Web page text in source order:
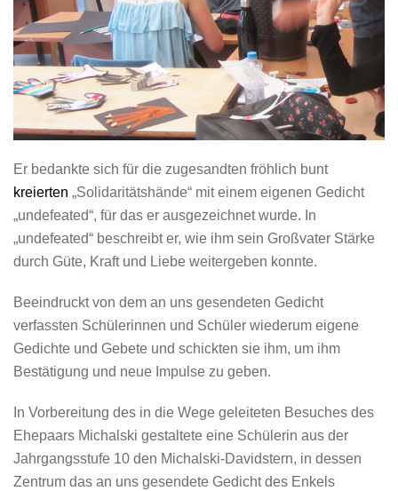
Er bedankte sich für die zugesandten fröhlich bunt
kreierten „Solidaritätshände“ mit einem eigenen Gedicht
„undefeated“, für das er ausgezeichnet wurde. In
„undefeated“ beschreibt er, wie ihm sein Großvater Stärke
durch Güte, Kraft und Liebe weitergeben konnte.
Beeindruckt von dem an uns gesendeten Gedicht
verfassten Schülerinnen und Schüler wiederum eigene
Gedichte und Gebete und schickten sie ihm, um ihm
Bestätigung und neue Impulse zu geben.
In Vorbereitung des in die Wege geleiteten Besuches des
Ehepaars Michalski gestaltete eine Schülerin aus der
Jahrgangsstufe 10 den Michalski-Davidstern, in dessen
Zentrum das an uns gesendete Gedicht des Enkels